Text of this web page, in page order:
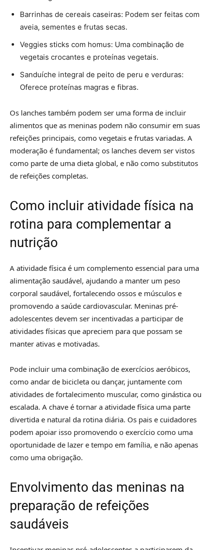
Barrinhas de cereais caseiras: Podem ser feitas com
aveia, sementes e frutas secas.
Veggies sticks com homus: Uma combinação de
vegetais crocantes e proteínas vegetais.
Sanduíche integral de peito de peru e verduras:
Oferece proteínas magras e fibras.
Os lanches também podem ser uma forma de incluir
alimentos que as meninas podem não consumir em suas
refeições principais, como vegetais e frutas variadas. A
moderação é fundamental; os lanches devem ser vistos
como parte de uma dieta global, e não como substitutos
de refeições completas.
Como incluir atividade física na
rotina para complementar a
nutrição
A atividade física é um complemento essencial para uma
alimentação saudável, ajudando a manter um peso
corporal saudável, fortalecendo ossos e músculos e
promovendo a saúde cardiovascular. Meninas pré-
adolescentes devem ser incentivadas a participar de
atividades físicas que apreciem para que possam se
manter ativas e motivadas.
Pode incluir uma combinação de exercícios aeróbicos,
como andar de bicicleta ou dançar, juntamente com
atividades de fortalecimento muscular, como ginástica ou
escalada. A chave é tornar a atividade física uma parte
divertida e natural da rotina diária. Os pais e cuidadores
podem apoiar isso promovendo o exercício como uma
oportunidade de lazer e tempo em família, e não apenas
como uma obrigação.
Envolvimento das meninas na
preparação de refeições
saudáveis